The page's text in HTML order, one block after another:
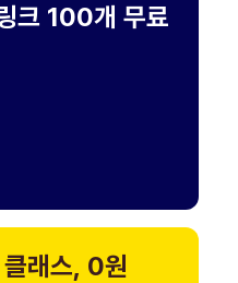
크 100개 무료
래스, 0원